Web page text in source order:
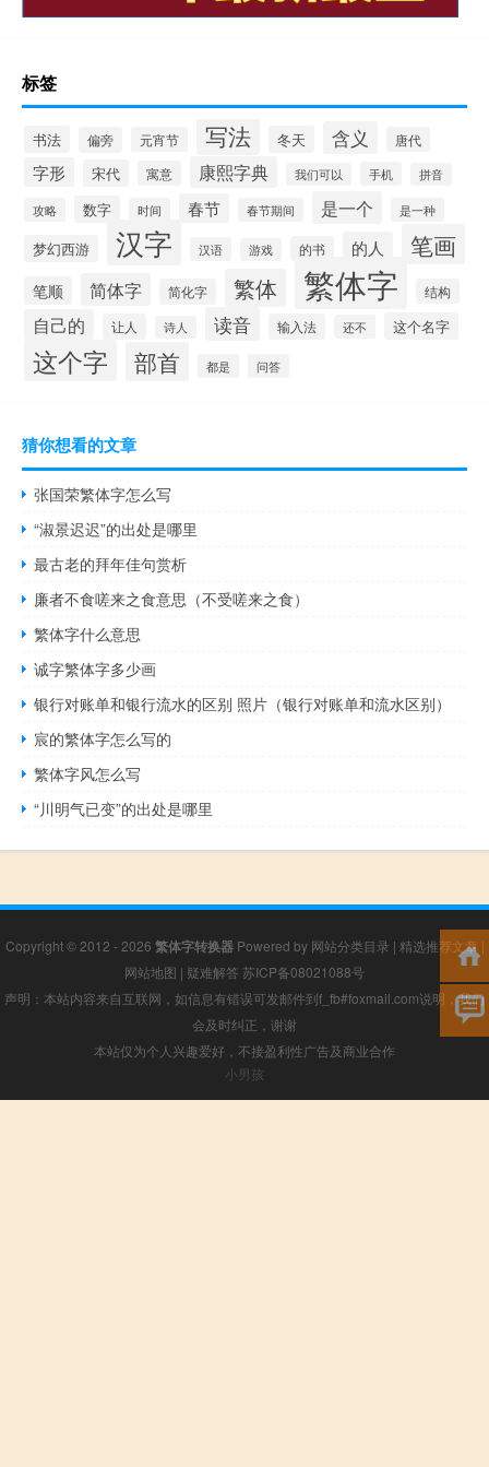
标签
书法 偏旁 元宵节 写法 冬天 含义 唐代
字形 宋代 寓意 康熙字典 我们可以 手机 拼音
攻略 数字 时间 春节 春节期间 是一个 是一种
梦幻西游 汉字 汉语 游戏 的书 的人 笔画
笔顺 简体字 简化字 繁体 繁体字 结构
自己的 让人 诗人 读音 输入法 还不 这个名字
这个字 部首 都是 问答
猜你想看的文章
张国荣繁体字怎么写
“淑景迟迟”的出处是哪里
最古老的拜年佳句赏析
廉者不食嗟来之食意思（不受嗟来之食）
繁体字什么意思
诚字繁体字多少画
银行对账单和银行流水的区别 照片（银行对账单和流水区别）
宸的繁体字怎么写的
繁体字风怎么写
“川明气已变”的出处是哪里
Copyright © 2012 - 2026 繁体字转换器Powered by 网站分类目录 | 精选推荐文章 |
网站地图 | 疑难解答 苏ICP备08021088号
声明：本站内容来自互联网，如信息有错误可发邮件到f_fb#foxmail.com说明，我们
会及时纠正，谢谢
本站仅为个人兴趣爱好，不接盈利性广告及商业合作
小男孩